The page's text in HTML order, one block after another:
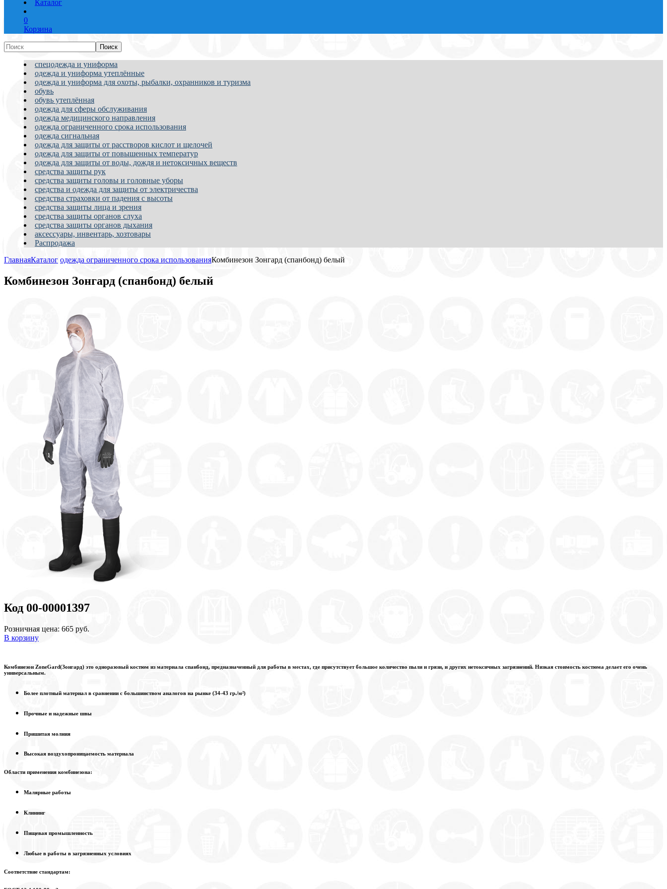
Каталог
0
Корзина
спецодежда и униформа
одежда и униформа утеплённые
одежда и униформа для охоты, рыбалки, охранников и туризма
обувь
обувь утеплённая
одежда для сферы обслуживания
одежда медицинского направления
одежда ограниченного срока использования
одежда сигнальная
одежда для защиты от расстворов кислот и щелочей
одежда для защиты от повышенных температур
одежда для защиты от воды, дождя и нетоксичных веществ
средства защиты рук
средства защиты головы и головные уборы
средства и одежда для защиты от электричества
средства страховки от падения с высоты
средства защиты лица и зрения
средства защиты органов слуха
средства защиты органов дыхания
аксессуары, инвентарь, хозтовары
Распродажа
ГлавнаяКаталог одежда ограниченного срока использованияКомбинезон Зонгард (спанбонд) белый
Комбинезон Зонгард (спанбонд) белый
Код 00-00001397
Розничная цена: 665 руб.
В корзину
Комбинезон ZoneGard(Зонгард) это одноразовый костюм из материала спанбонд, предназначенный для работы в местах, где присутствует большое количество пыли и грязи, и других нетоксичных загрязнений. Низкая стоимость костюма делает его очень
универсальным.
Более плотный материал в сравнении с большинством аналогов на рынке (34-43 гр./м²)
Прочные и надежные швы
Пришитая молния
Высокая воздухопроницаемость материала
Области применения комбинезона:
Малярные работы
Клининг
Пищевая промышленность
Любые в работы в загрязненных условиях
Соответствие стандартам: